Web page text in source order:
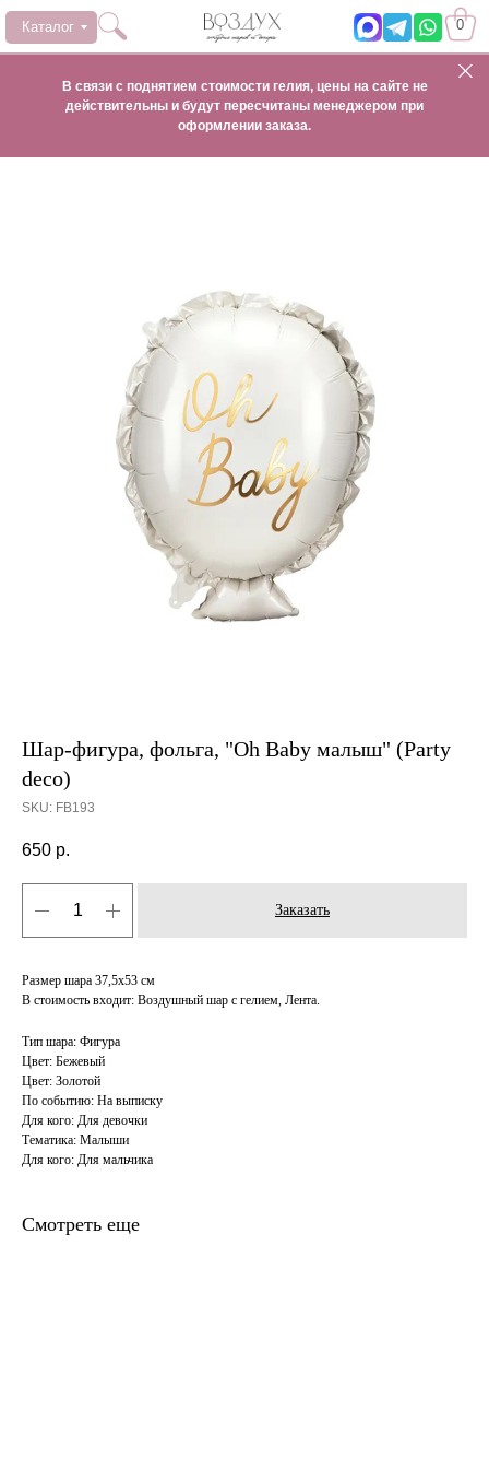
0
Каталог
В связи с поднятием стоимости гелия, цены на сайте не
действительны и будут пересчитаны менеджером при
оформлении заказа.
Шар-фигура, фольга, "Oh Baby малыш" (Party
deco)
SKU: FB193
650 р.
Заказать
Размер шара 37,5х53 см
В стоимость входит: Воздушный шар с гелием, Лента.
Тип шара: Фигура
Цвет: Бежевый
Цвет: Золотой
По событию: На выписку
Для кого: Для девочки
Тематика: Малыши
Для кого: Для мальчика
Смотреть еще